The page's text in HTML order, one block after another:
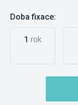
Doba fixace:
1 rok